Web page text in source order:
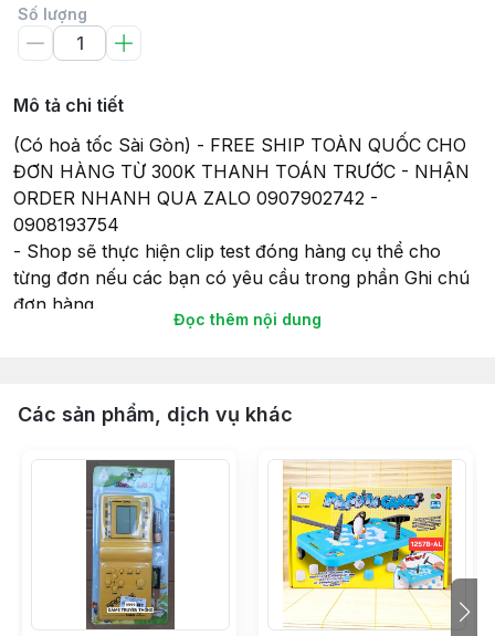
Số lượng
Mô tả chi tiết
(Có hoả tốc Sài Gòn) - FREE SHIP TOÀN QUỐC CHO
ĐƠN HÀNG TỪ 300K THANH TOÁN TRƯỚC - NHẬN
ORDER NHANH QUA ZALO 0907902742 -
0908193754
- Shop sẽ thực hiện clip test đóng hàng cụ thể cho
từng đơn nếu các bạn có yêu cầu trong phần Ghi chú
đơn hàng.
- Tất cả các sản phẩm gửi đi, Shop sẽ lắp đầy đủ pin
món đồ chơi khi gửi hàng giao cho Khách hàng của
- Thời gian giao hàng sẽ theo như cam kết của Sàn
TMĐT nên Bạn vui lòng đọc kỹ thông tin về Giao hàng
khi kết đơn nhé.
- Ngoài ra Shop còn có dịch vụ Gói Quà Miễn Phí khi
Khách hàng có Yêu Cầu cho mục đích tặng quà – Vui
lòng ghi chú Đơn hàng nếu có nhu cầu và cho Shop
xin thông tin màu Giấy gói luôn nhé.
Đọc thêm nội dung
Các sản phẩm, dịch vụ khác